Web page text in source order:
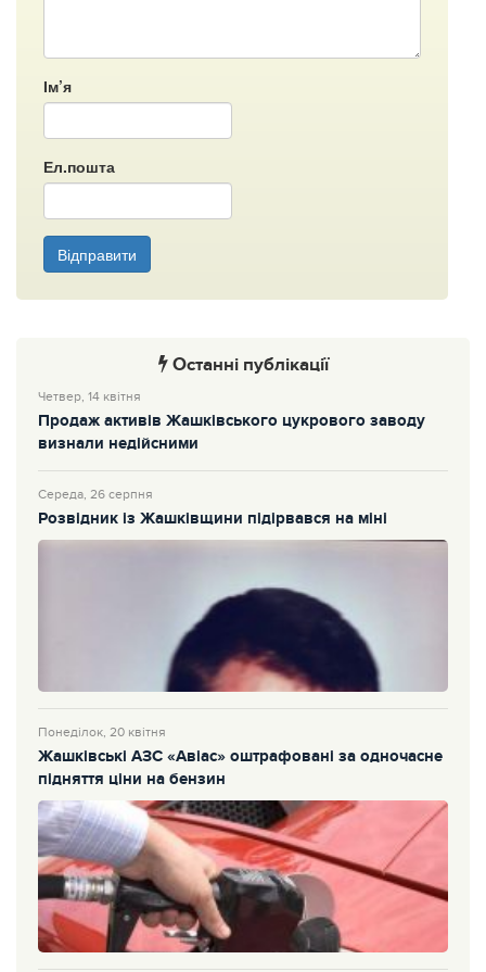
Ім’я
Ел.пошта
Відправити
Останні публікації
Четвер, 14 квітня
Продаж активів Жашківського цукрового заводу
визнали недійсними
Середа, 26 серпня
Розвідник із Жашківщини підірвався на міні
Понеділок, 20 квітня
Жашківські АЗС «Авіас» оштрафовані за одночасне
підняття ціни на бензин